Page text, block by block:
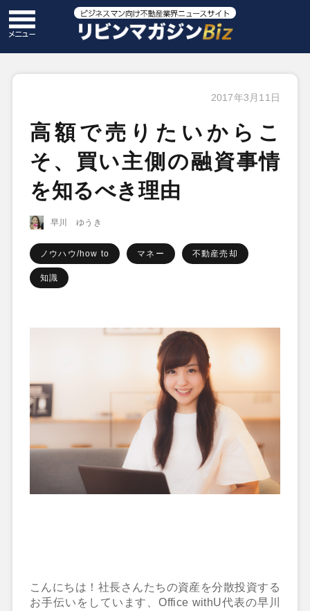
2017年3月11日
高額で売りたいからこ
そ、買い主側の融資事情
を知るべき理由
早川 ゆうき
ノウハウ/how to マネー 不動産売却
知識
こんにちは！社長さんたちの資産を分散投資する
お手伝いをしています、Office withU代表の早川